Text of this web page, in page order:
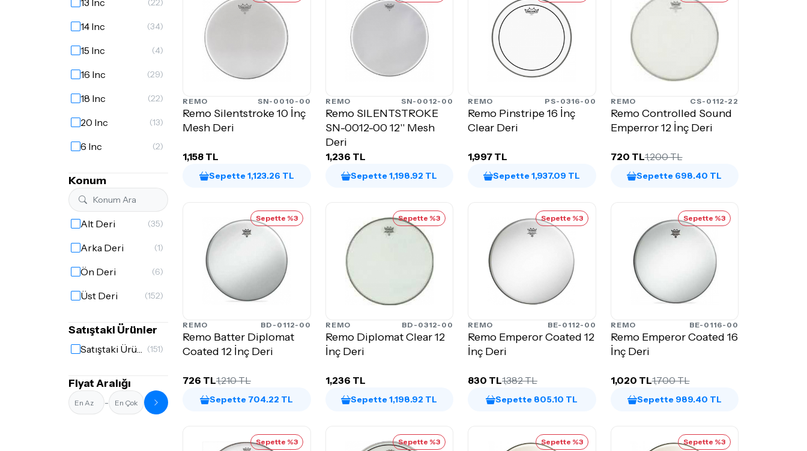
13 Inc (22)
14 Inc (34)
15 Inc (4)
16 Inc (29)
18 Inc (22)
20 Inc (13)
6 Inc (2)
Konum
Alt Deri (35)
Arka Deri (1)
Ön Deri (6)
Üst Deri (152)
Satıştaki Ürünler
Satıştaki Ürünler (151)
Fiyat Aralığı
-
REMO SN-0010-00
Remo Silentstroke 10 İnç
Mesh Deri
1,158 TL
Sepette 1,123.26 TL
REMO SN-0012-00
Remo SILENTSTROKE
SN-0012-00 12'' Mesh
Deri
1,236 TL
Sepette 1,198.92 TL
REMO PS-0316-00
Remo Pinstripe 16 İnç
Clear Deri
1,997 TL
Sepette 1,937.09 TL
REMO CS-0112-22
Remo Controlled Sound
Emperror 12 İnç Deri
720 TL1,200 TL
Sepette 698.40 TL
Sepette %3
REMO BD-0112-00
Remo Batter Diplomat
Coated 12 İnç Deri
726 TL1,210 TL
Sepette 704.22 TL
Sepette %3
REMO BD-0312-00
Remo Diplomat Clear 12
İnç Deri
1,236 TL
Sepette 1,198.92 TL
Sepette %3
REMO BE-0112-00
Remo Emperor Coated 12
İnç Deri
830 TL1,382 TL
Sepette 805.10 TL
Sepette %3
REMO BE-0116-00
Remo Emperor Coated 16
İnç Deri
1,020 TL1,700 TL
Sepette 989.40 TL
Sepette %3 Sepette %3 Sepette %3 Sepette %3